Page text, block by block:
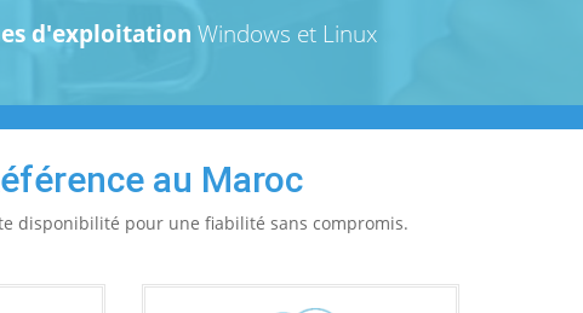
d'exploitation Windows et Linux
au Maroc
disponibilité pour une fiabilité sans compromis.